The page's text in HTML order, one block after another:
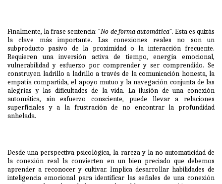
Finalmente, la frase sentencia: "No de forma automática". Esta es quizás
la clave más importante. Las conexiones reales no son un
subproducto pasivo de la proximidad o la interacción frecuente.
Requieren una inversión activa de tiempo, energía emocional,
vulnerabilidad y esfuerzo por comprender y ser comprendido. Se
construyen ladrillo a ladrillo a través de la comunicación honesta, la
empatía compartida, el apoyo mutuo y la navegación conjunta de las
alegrías y las dificultades de la vida. La ilusión de una conexión
automática, sin esfuerzo consciente, puede llevar a relaciones
superficiales y a la frustración de no encontrar la profundidad
anhelada.
Desde una perspectiva psicológica, la rareza y la no automaticidad de
la conexión real la convierten en un bien preciado que debemos
aprender a reconocer y cultivar. Implica desarrollar habilidades de
inteligencia emocional para identificar las señales de una conexión